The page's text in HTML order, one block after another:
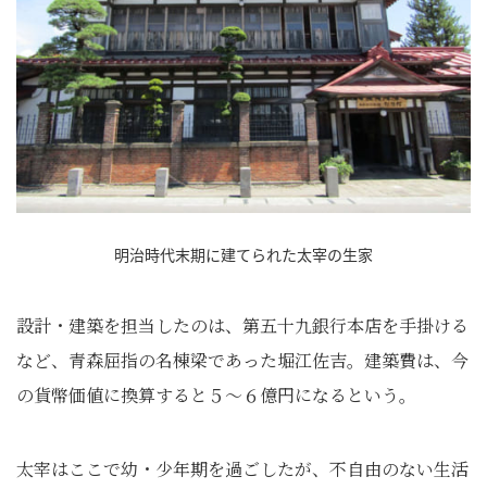
明治時代末期に建てられた太宰の生家
設計・建築を担当したのは、第五十九銀行本店を手掛ける
など、青森屈指の名棟梁であった堀江佐吉。建築費は、今
の貨幣価値に換算すると５～６億円になるという。
太宰はここで幼・少年期を過ごしたが、不自由のない生活